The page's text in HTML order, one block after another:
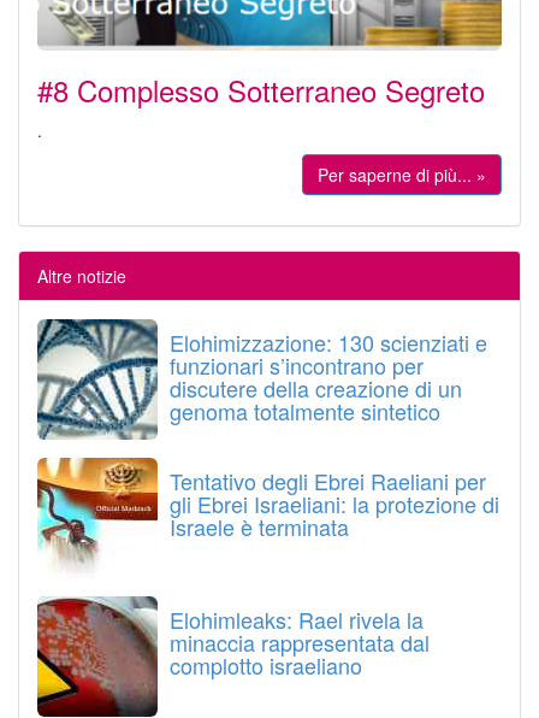
#8 Complesso Sotterraneo Segreto
.
Per saperne di più... »
Altre notizie
Elohimizzazione: 130 scienziati e
funzionari s’incontrano per
discutere della creazione di un
genoma totalmente sintetico
Tentativo degli Ebrei Raeliani per
gli Ebrei Israeliani: la protezione di
Israele è terminata
Elohimleaks: Rael rivela la
minaccia rappresentata dal
complotto israeliano